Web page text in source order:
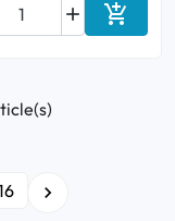
 
